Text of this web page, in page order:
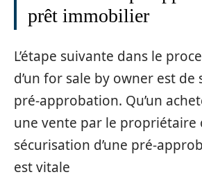
prêt immobilier
L’étape suivante dans le
d’un for sale by owner est de
pré-approbation. Qu’un
une vente par le propriétaire
sécurisation d’une pré-
est vitale